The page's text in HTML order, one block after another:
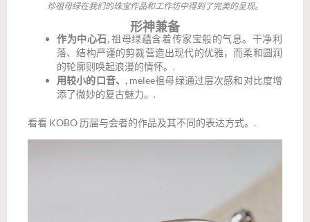
珍祖母绿在我们的珠宝作品和工作坊中得到了完美的呈现。
形神兼备
作为中心石,祖母绿蕴含着传家宝般的气息。干净利
落、结构严谨的剪裁营造出现代的优雅，而柔和圆润
的轮廓则唤起浪漫的情怀。.
用较小的口音、, melee祖母绿通过层次感和对比度增
添了微妙的复古魅力。.
看看 KOBO 历届与会者的作品及其不同的表达方式。.